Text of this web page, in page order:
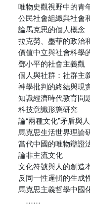
唯物史觀視野中的青
公民社會組織與社會
論馬克思的個人概念
拉克勞、墨菲的政治
價值中立與社會科學
鄧小平的社會主義觀
個人與社群：社群主
神學批判的終結與現
知識經濟時代教育問
科技意識形態研究
論“兩種文化”矛盾與
馬克思生活世界理論
當代中國的唯物辯證
論非主流文化
文化符號與人的創造
反同一性邏輯的生成
馬克思主義哲學中國
……